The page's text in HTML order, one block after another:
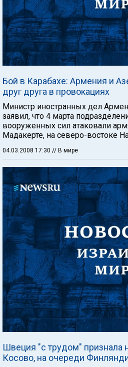
Бой в Карабахе: Армения и
друг друга в провокациях
Министр иностранных дел
заявил, что 4 марта
вооруженных сил атаковали
Мадакерте, на северо-востоке
04.03.2008 17:30 // В мире
Швеция "с трудом" признала
Косово, на очереди